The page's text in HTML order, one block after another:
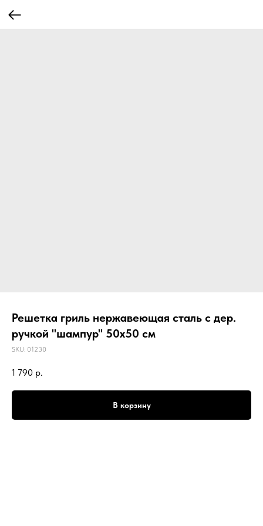
Решетка гриль нержавеющая сталь с дер.
ручкой "шампур" 50х50 см
SKU: 01230
1 790 р.
В корзину